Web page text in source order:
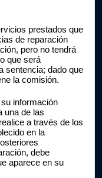
prestados que
de reparación
pero no tendrá
que será
sentencia; dado que
la comisión.
información
una de las
a través de los
en la
debe
aparece en su